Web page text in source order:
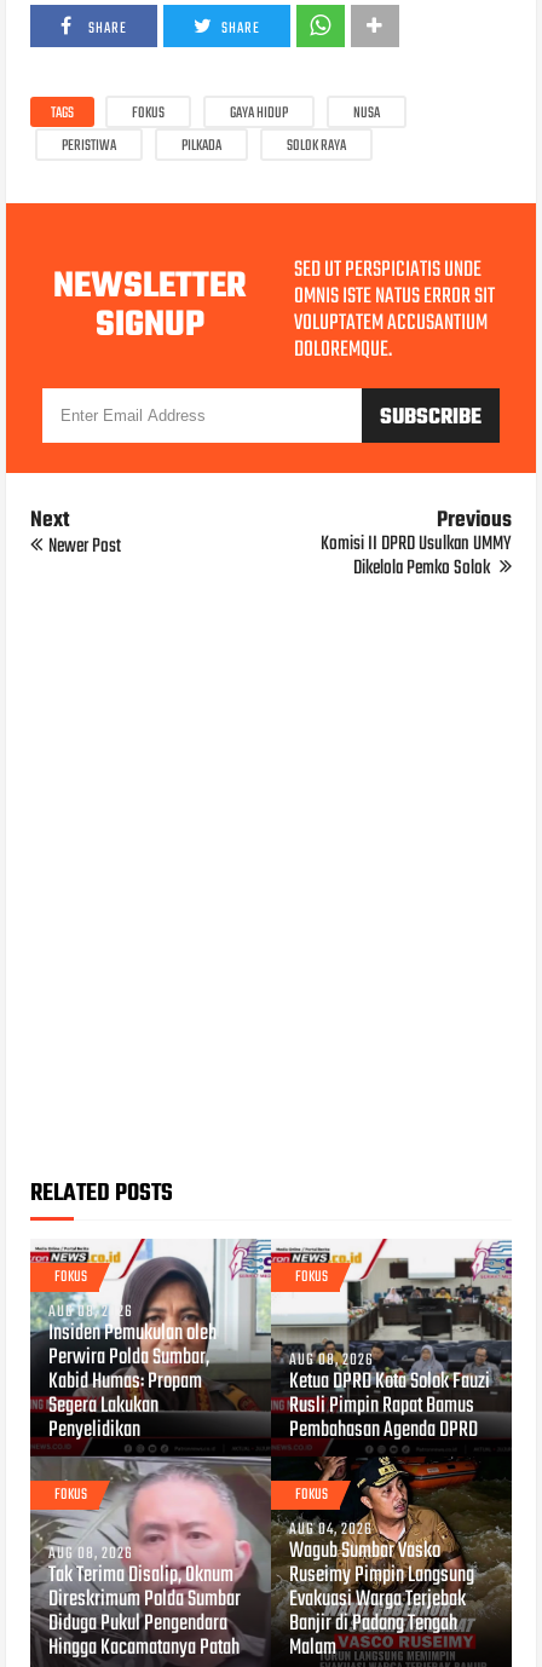
SHARE SHARE
TAGS FOKUS GAYA HIDUP
NUSA
PERISTIWA
PILKADA SOLOK RAYA
NEWSLETTER
SIGNUP
SED UT PERSPICIATIS UNDE
OMNIS ISTE NATUS ERROR SIT
VOLUPTATEM ACCUSANTIUM
DOLOREMQUE.
Next
Newer Post
Previous
Komisi II DPRD Usulkan UMMY
Dikelola Pemko Solok
RELATED POSTS
FOKUS
AUG 08, 2026
Insiden Pemukulan oleh
Perwira Polda Sumbar,
Kabid Humas: Propam
Segera Lakukan
Penyelidikan
FOKUS
AUG 08, 2026
Ketua DPRD Kota Solok Fauzi
Rusli Pimpin Rapat Bamus
Pembahasan Agenda DPRD
FOKUS
AUG 08, 2026
Tak Terima Disalip, Oknum
Direskrimum Polda Sumbar
Diduga Pukul Pengendara
Hingga Kacamatanya Patah
FOKUS
AUG 04, 2026
Wagub Sumbar Vasko
Ruseimy Pimpin Langsung
Evakuasi Warga Terjebak
Banjir di Padang Tengah
Malam